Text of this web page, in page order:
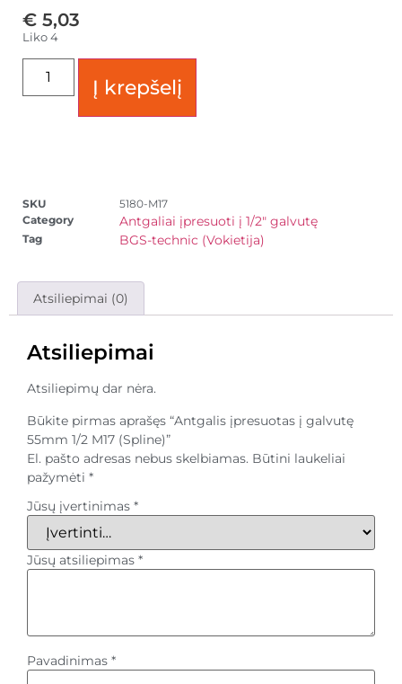
€ 5,03
Liko 4
Į krepšelį
SKU
5180-M17
Category
Antgaliai įpresuoti į 1/2" galvutę
Tag BGS-technic (Vokietija)
Atsiliepimai (0)
Atsiliepimai
Atsiliepimų dar nėra.
Būkite pirmas aprašęs “Antgalis įpresuotas į galvutę
55mm 1/2 M17 (Spline)”
El. pašto adresas nebus skelbiamas. Būtini laukeliai
pažymėti *
Jūsų įvertinimas *
Jūsų atsiliepimas *
Pavadinimas *